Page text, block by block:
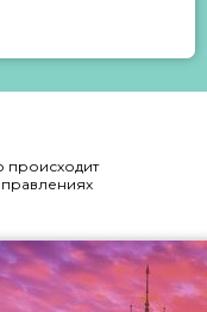
происходит